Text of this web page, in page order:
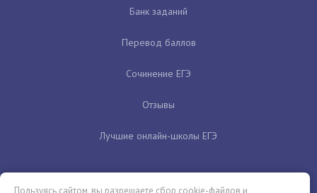
Банк заданий
Перевод баллов
Сочинение ЕГЭ
Отзывы
Лучшие онлайн-школы ЕГЭ
Пользуясь сайтом, вы разрешаете сбор cookie-файлов и